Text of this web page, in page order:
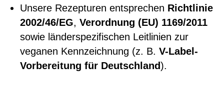
Unsere Rezepturen entsprechen Richtlinie
2002/46/EG, Verordnung (EU) 1169/2011
sowie länderspezifischen Leitlinien zur
veganen Kennzeichnung (z. B. V-Label-
Vorbereitung für Deutschland).